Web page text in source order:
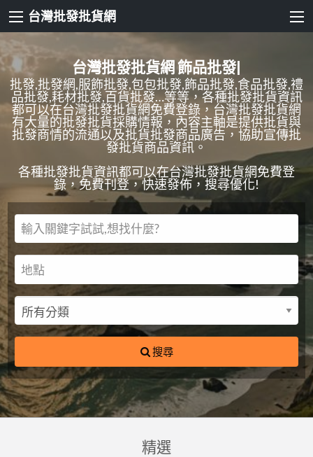
台灣批發批貨網
台灣批發批貨網食品批發|
批發,批發網,服飾批發,包包批發,飾品批發,食品批發,禮
品批發,耗材批發,百貨批發…等等，各種批發批貨資訊
都可以在台灣批發批貨網免費登錄，台灣批發批貨網
有大量的批發批貨採購情報，內容主軸是提供批貨與
批發商情的流通以及批貨批發商品廣告，協助宣傳批
發批貨商品資訊。
各種批發批貨資訊都可以在台灣批發批貨網免費登
錄，免費刊登，快速發佈，搜尋優化!
搜尋
精選